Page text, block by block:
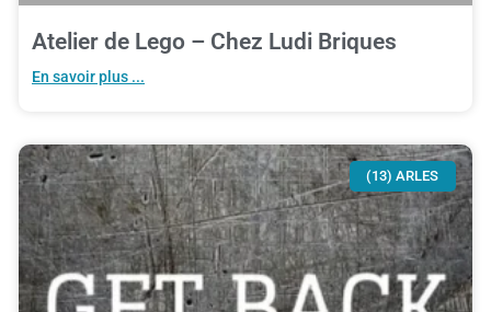
Atelier de Lego – Chez Ludi Briques
En savoir plus ...
(13) ARLES